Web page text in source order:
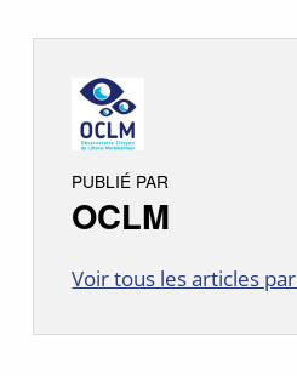
PUBLIÉ PAR
OCLM
Voir tous les articles
Skip back to main navigation